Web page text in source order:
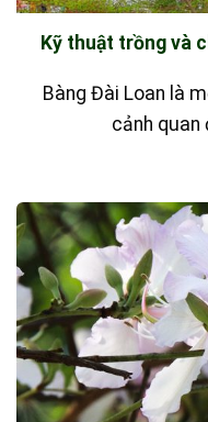
Kỹ thuật trồng và
Bàng Đài Loan là
cảnh quan